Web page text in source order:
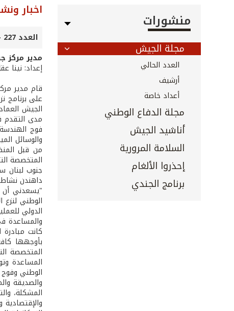
منشورات
مجلة الجيش
العدد الحالي
أرشيف
أعداد خاصة
مجلة الدفاع الوطني
أناشيد الجيش
السلامة المرورية
إحذروا الألغام
برنامج الجندي
اخبار
العدد 227 - أيار 2004
مدير مركز
إعداد: نينا
قام مدير
على برنامج
الجيش
فوج
والوسائل
من قبل
المتخصصة
جنوب لبنان
داهندن
"يسعدني أن
الوطني لنزع
الدولي
والمساعدة
كانت مبادرة
بأوجهها
المتخصصة
المساعدة
الوطني وفوج
والصديقة
المشكلة،